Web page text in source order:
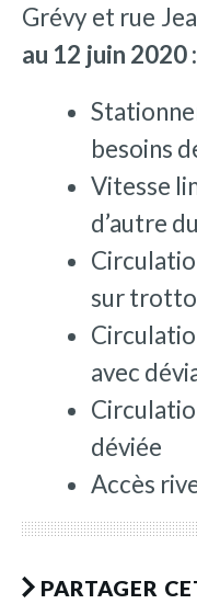
Grévy et rue
au 12 juin 2020 :
besoins
Vitesse
d’autre
sur
avec
déviée
Accès
PARTAGER